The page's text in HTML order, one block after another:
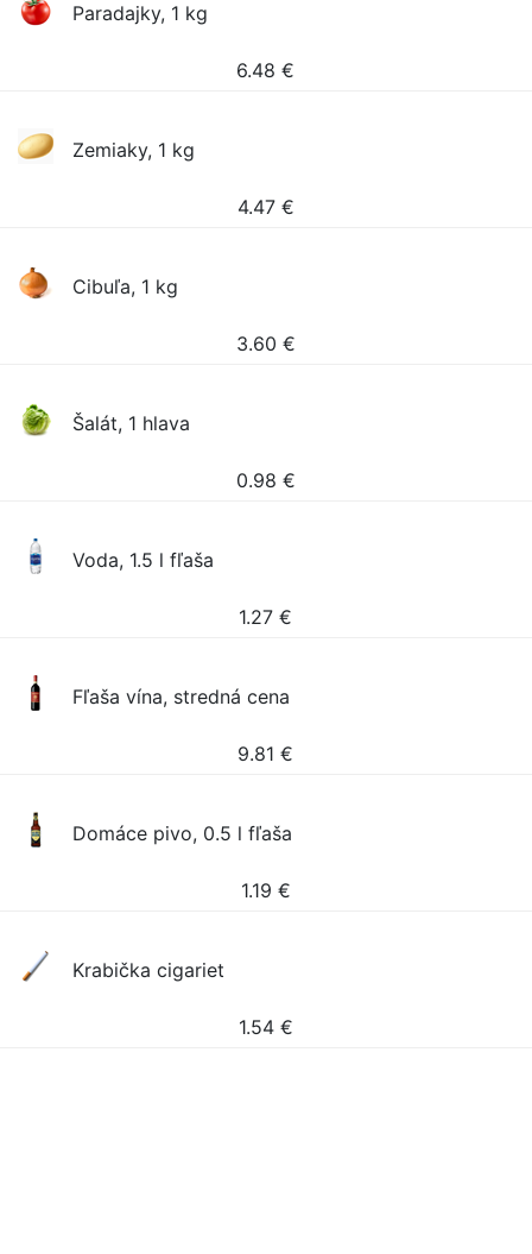
Paradajky, 1 kg
6.48 €
Zemiaky, 1 kg
4.47 €
Cibuľa, 1 kg
3.60 €
Šalát, 1 hlava
0.98 €
Voda, 1.5 l fľaša
1.27 €
Fľaša vína, stredná cena
9.81 €
Domáce pivo, 0.5 l fľaša
1.19 €
Krabička cigariet
1.54 €